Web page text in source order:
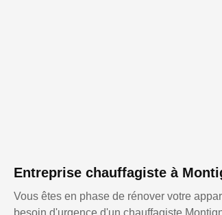
Entreprise chauffagiste à
Vous êtes en phase de rénover votre
besoin d'urgence d'un chauffagiste